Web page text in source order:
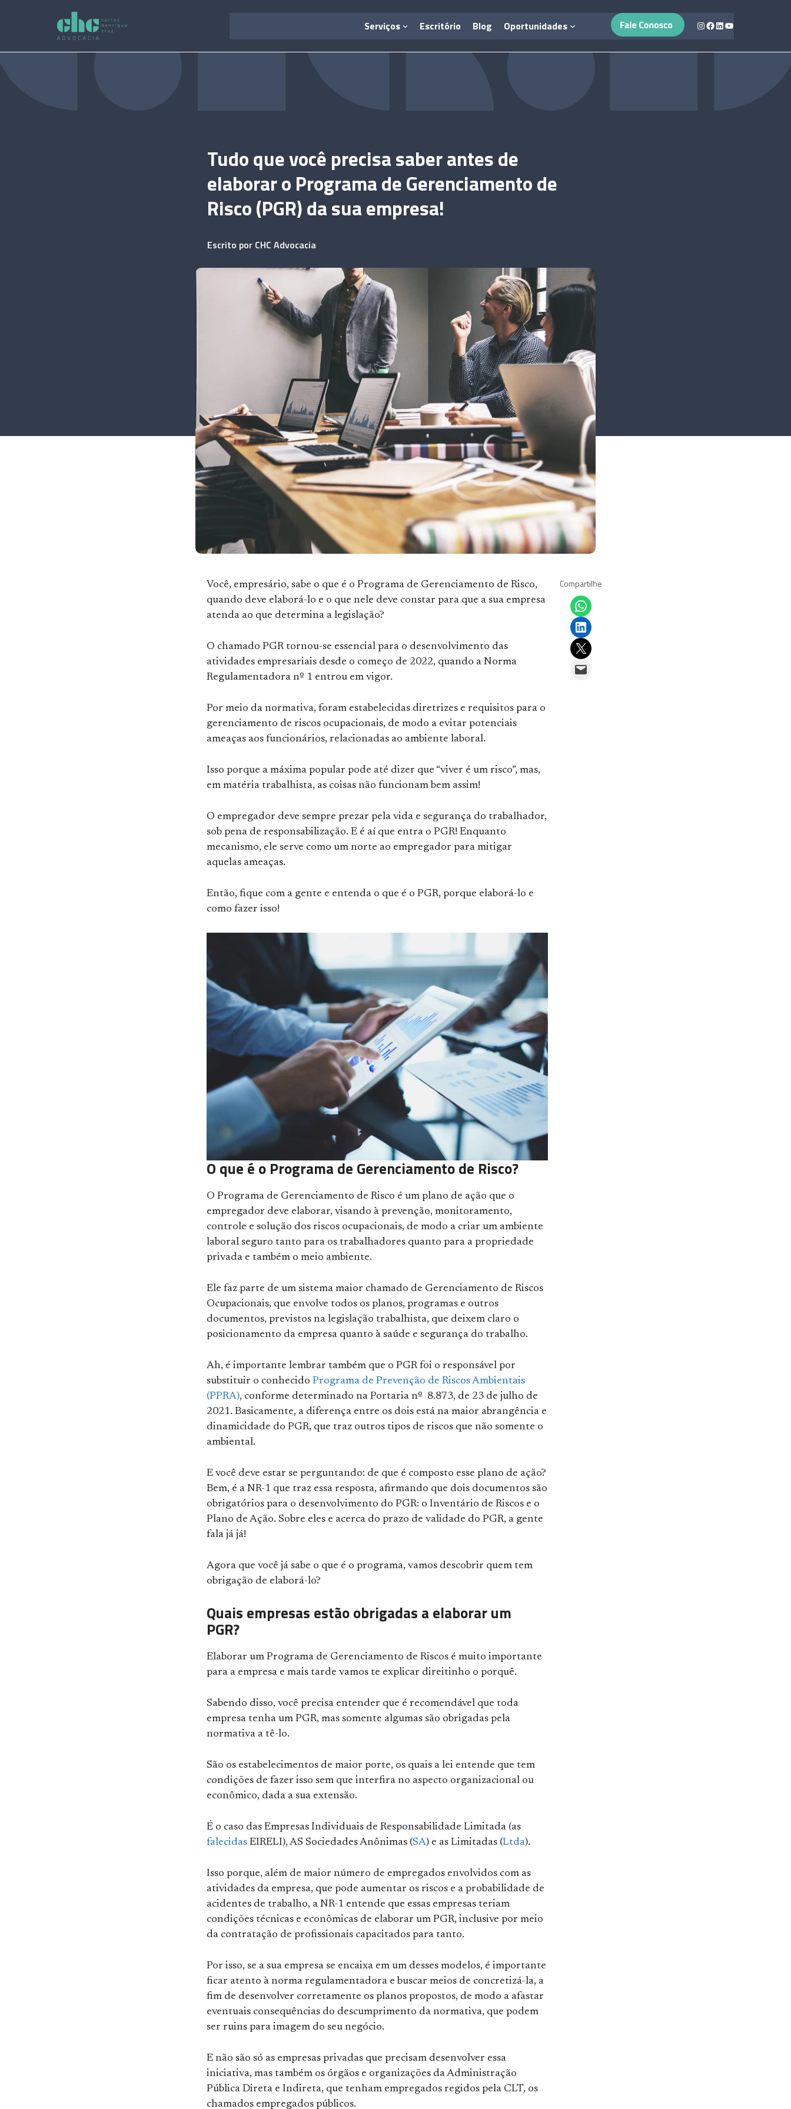
Serviços Escritório Blog Oportunidades Instagram
Facebook
LinkedIn
Youtube
Tudo que você precisa saber antes de
elaborar o Programa de Gerenciamento de
Risco (PGR) da sua empresa!
Escrito por CHC Advocacia
Você, empresário, sabe o que é o Programa de Gerenciamento de Risco,
quando deve elaborá-lo e o que nele deve constar para que a sua empresa
atenda ao que determina a legislação?
O chamado PGR tornou-se essencial para o desenvolvimento das
atividades empresariais desde o começo de 2022, quando a Norma
Regulamentadora nº 1 entrou em vigor.
Por meio da normativa, foram estabelecidas diretrizes e requisitos para o
gerenciamento de riscos ocupacionais, de modo a evitar potenciais
ameaças aos funcionários, relacionadas ao ambiente laboral.
Isso porque a máxima popular pode até dizer que “viver é um risco”, mas,
em matéria trabalhista, as coisas não funcionam bem assim!
O empregador deve sempre prezar pela vida e segurança do trabalhador,
sob pena de responsabilização. E é aí que entra o PGR! Enquanto
mecanismo, ele serve como um norte ao empregador para mitigar
aquelas ameaças.
Então, fique com a gente e entenda o que é o PGR, porque elaborá-lo e
como fazer isso!
O que é o Programa de Gerenciamento de Risco?
O Programa de Gerenciamento de Risco é um plano de ação que o
empregador deve elaborar, visando à prevenção, monitoramento,
controle e solução dos riscos ocupacionais, de modo a criar um ambiente
laboral seguro tanto para os trabalhadores quanto para a propriedade
privada e também o meio ambiente.
Ele faz parte de um sistema maior chamado de Gerenciamento de Riscos
Ocupacionais, que envolve todos os planos, programas e outros
documentos, previstos na legislação trabalhista, que deixem claro o
posicionamento da empresa quanto à saúde e segurança do trabalho.
Ah, é importante lembrar também que o PGR foi o responsável por
substituir o conhecido Programa de Prevenção de Riscos Ambientais
(PPRA), conforme determinado na Portaria nº 8.873, de 23 de julho de
2021. Basicamente, a diferença entre os dois está na maior abrangência e
dinamicidade do PGR, que traz outros tipos de riscos que não somente o
ambiental.
E você deve estar se perguntando: de que é composto esse plano de ação?
Bem, é a NR-1 que traz essa resposta, afirmando que dois documentos são
obrigatórios para o desenvolvimento do PGR: o Inventário de Riscos e o
Plano de Ação. Sobre eles e acerca do prazo de validade do PGR, a gente
fala já já!
Agora que você já sabe o que é o programa, vamos descobrir quem tem
obrigação de elaborá-lo?
Quais empresas estão obrigadas a elaborar um
PGR?
Elaborar um Programa de Gerenciamento de Riscos é muito importante
para a empresa e mais tarde vamos te explicar direitinho o porquê.
Sabendo disso, você precisa entender que é recomendável que toda
empresa tenha um PGR, mas somente algumas são obrigadas pela
normativa a tê-lo.
São os estabelecimentos de maior porte, os quais a lei entende que tem
condições de fazer isso sem que interfira no aspecto organizacional ou
econômico, dada a sua extensão.
É o caso das Empresas Individuais de Responsabilidade Limitada (as
falecidas EIRELI), AS Sociedades Anônimas (SA) e as Limitadas (Ltda).
Isso porque, além de maior número de empregados envolvidos com as
atividades da empresa, que pode aumentar os riscos e a probabilidade de
acidentes de trabalho, a NR-1 entende que essas empresas teriam
condições técnicas e econômicas de elaborar um PGR, inclusive por meio
da contratação de profissionais capacitados para tanto.
Por isso, se a sua empresa se encaixa em um desses modelos, é importante
ficar atento à norma regulamentadora e buscar meios de concretizá-la, a
fim de desenvolver corretamente os planos propostos, de modo a afastar
eventuais consequências do descumprimento da normativa, que podem
ser ruins para imagem do seu negócio.
E não são só as empresas privadas que precisam desenvolver essa
iniciativa, mas também os órgãos e organizações da Administração
Pública Direta e Indireta, que tenham empregados regidos pela CLT, os
chamados empregados públicos.
Compartilhe
Share on WhatsApp
Share on LinkedIn
Email this Page
Email this Page